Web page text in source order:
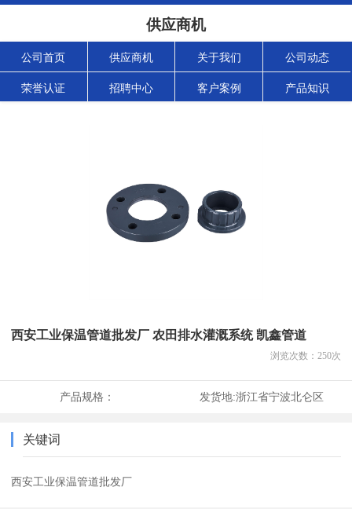
供应商机
公司首页 供应商机 关于我们 公司动态
荣誉认证 招聘中心 客户案例 产品知识
西安工业保温管道批发厂 农田排水灌溉系统 凯鑫管道
浏览次数： 250次
产品规格： 发货地:浙江省宁波北仑区
关键词
西安工业保温管道批发厂